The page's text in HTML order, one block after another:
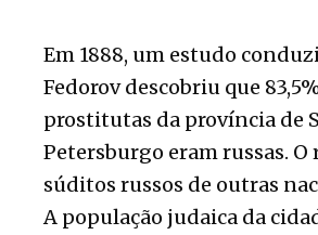
Em 1888, um estudo
Fedorov descobriu que
prostitutas da província de
Petersburgo eram russas. O
súditos russos de outras
A população judaica da